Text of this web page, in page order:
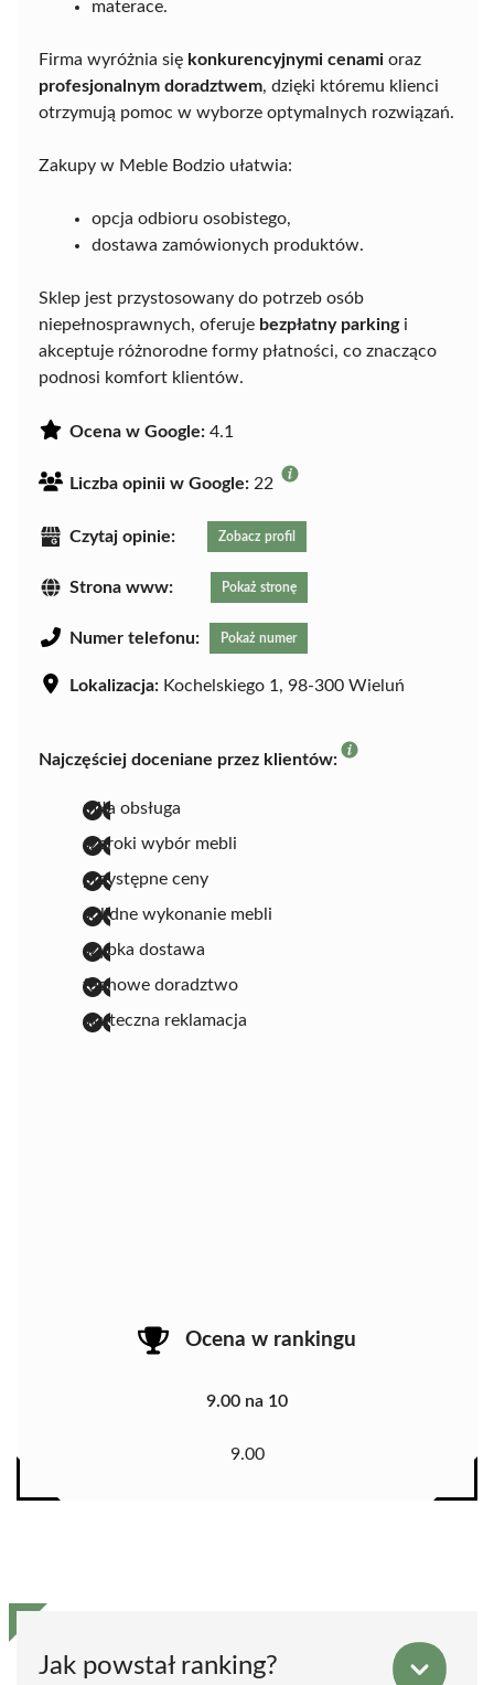
materace.
Firma wyróżnia się konkurencyjnymi cenami oraz
profesjonalnym doradztwem, dzięki któremu klienci
otrzymują pomoc w wyborze optymalnych rozwiązań.
Zakupy w Meble Bodzio ułatwia:
opcja odbioru osobistego,
dostawa zamówionych produktów.
Sklep jest przystosowany do potrzeb osób
niepełnosprawnych, oferuje bezpłatny parkingi
akceptuje różnorodne formy płatności, co znacząco
podnosi komfort klientów.
Ocena w Google: 4.1
Liczba opinii w Google: 22
Czytaj opinie: Zobacz profil
Strona www: Pokaż stronę
Numer telefonu: Pokaż numer
Lokalizacja: Kochelskiego 1, 98-300 Wieluń
Najczęściej doceniane przez klientów:
miła obsługa
szeroki wybór mebli
przystępne ceny
solidne wykonanie mebli
szybka dostawa
fachowe doradztwo
skuteczna reklamacja
Ocena w rankingu
9.00 na 10
9.00
Jak powstał ranking?